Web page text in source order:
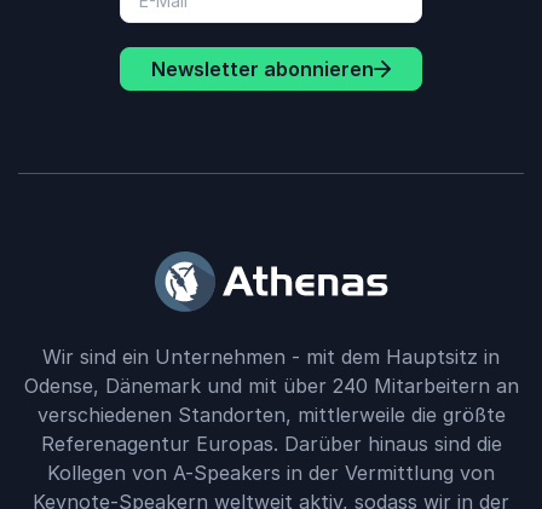
Newsletter abonnieren
Wir sind ein Unternehmen - mit dem Hauptsitz in
Odense, Dänemark und mit über 240 Mitarbeitern an
verschiedenen Standorten, mittlerweile die größte
Referenagentur Europas. Darüber hinaus sind die
Kollegen von A-Speakers in der Vermittlung von
Keynote-Speakern weltweit aktiv, sodass wir in der